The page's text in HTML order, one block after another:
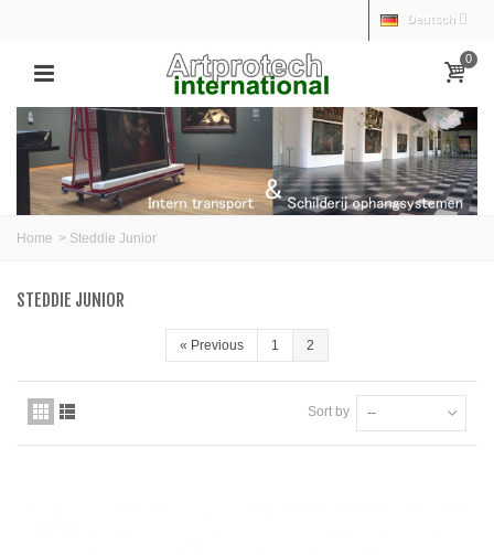
Deutsch
0
Home > Steddie Junior
STEDDIE JUNIOR
« Previous 1 2
Sort by --